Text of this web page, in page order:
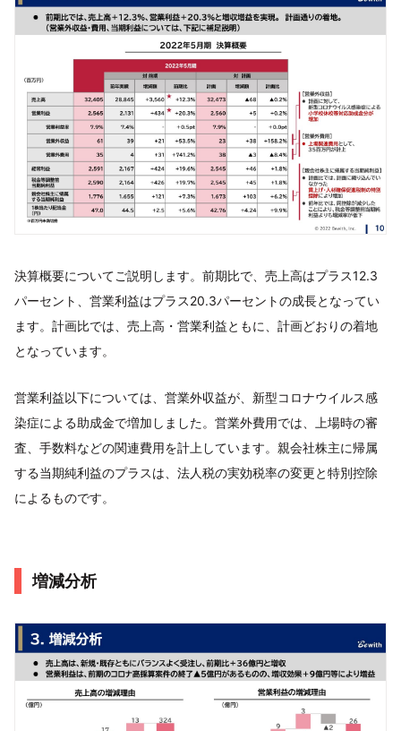
決算概要についてご説明します。前期比で、売上高はプラス12.3
パーセント、営業利益はプラス20.3パーセントの成長となってい
ます。計画比では、売上高・営業利益ともに、計画どおりの着地
となっています。
営業利益以下については、営業外収益が、新型コロナウイルス感
染症による助成金で増加しました。営業外費用では、上場時の審
査、手数料などの関連費用を計上しています。親会社株主に帰属
する当期純利益のプラスは、法人税の実効税率の変更と特別控除
によるものです。
増減分析